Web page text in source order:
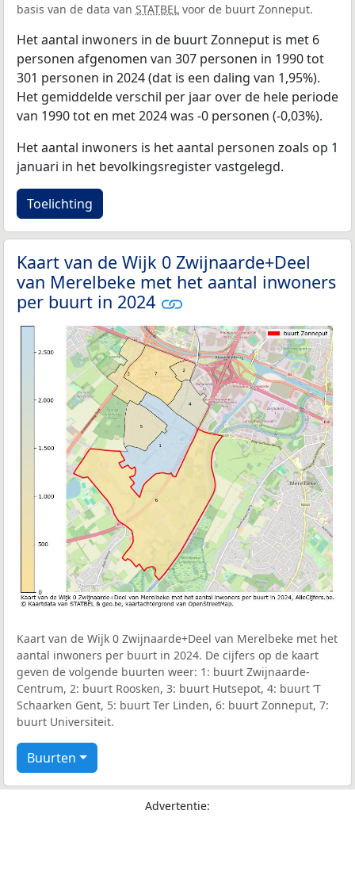
basis van de data van STATBEL voor de buurt Zonneput.
Het aantal inwoners in de buurt Zonneput is met 6
personen afgenomen van 307 personen in 1990 tot
301 personen in 2024 (dat is een daling van 1,95%).
Het gemiddelde verschil per jaar over de hele periode
van 1990 tot en met 2024 was -0 personen (-0,03%).
Het aantal inwoners is het aantal personen zoals op 1
januari in het bevolkingsregister vastgelegd.
Toelichting
Kaart van de Wijk 0 Zwijnaarde+Deel
van Merelbeke met het aantal inwoners
per buurt in 2024
Kaart van de Wijk 0 Zwijnaarde+Deel van Merelbeke met het
aantal inwoners per buurt in 2024. De cijfers op de kaart
geven de volgende buurten weer: 1: buurt Zwijnaarde-
Centrum, 2: buurt Roosken, 3: buurt Hutsepot, 4: buurt ’T
Schaarken Gent, 5: buurt Ter Linden, 6: buurt Zonneput, 7:
buurt Universiteit.
Buurten
Advertentie: